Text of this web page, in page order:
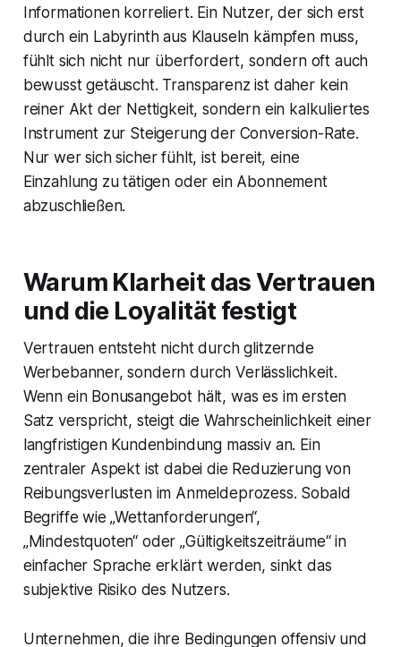
Informationen korreliert. Ein Nutzer, der sich erst
durch ein Labyrinth aus Klauseln kämpfen muss,
fühlt sich nicht nur überfordert, sondern oft auch
bewusst getäuscht. Transparenz ist daher kein
reiner Akt der Nettigkeit, sondern ein kalkuliertes
Instrument zur Steigerung der Conversion-Rate.
Nur wer sich sicher fühlt, ist bereit, eine
Einzahlung zu tätigen oder ein Abonnement
abzuschließen.
Warum Klarheit das Vertrauen
und die Loyalität festigt
Vertrauen entsteht nicht durch glitzernde
Werbebanner, sondern durch Verlässlichkeit.
Wenn ein Bonusangebot hält, was es im ersten
Satz verspricht, steigt die Wahrscheinlichkeit einer
langfristigen Kundenbindung massiv an. Ein
zentraler Aspekt ist dabei die Reduzierung von
Reibungsverlusten im Anmeldeprozess. Sobald
Begriffe wie „Wettanforderungen“,
„Mindestquoten“ oder „Gültigkeitszeiträume“ in
einfacher Sprache erklärt werden, sinkt das
subjektive Risiko des Nutzers.
Unternehmen, die ihre Bedingungen offensiv und